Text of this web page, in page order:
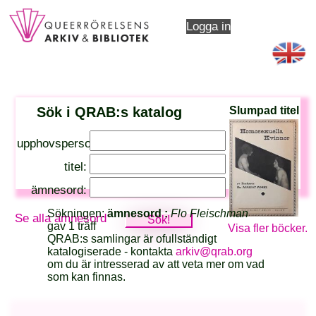
Logga in
Sök i QRAB:s katalog
upphovsperson:
titel:
ämnesord:
Se alla ämnesord
Slumpad titel
Visa fler böcker.
Sökningen:ämnesord :Flo Fleischman
gav 1 träff
QRAB:s samlingar är ofullständigt
katalogiserade - kontaktaarkiv@qrab.org
om du är intresserad av att veta mer om vad
som kan finnas.